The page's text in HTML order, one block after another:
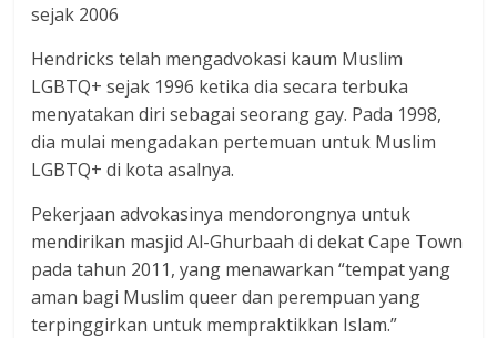
sejak 2006
Hendricks telah mengadvokasi kaum Muslim
LGBTQ+ sejak 1996 ketika dia secara terbuka
menyatakan diri sebagai seorang gay. Pada 1998,
dia mulai mengadakan pertemuan untuk Muslim
LGBTQ+ di kota asalnya.
Pekerjaan advokasinya mendorongnya untuk
mendirikan masjid Al-Ghurbaah di dekat Cape Town
pada tahun 2011, yang menawarkan “tempat yang
aman bagi Muslim queer dan perempuan yang
terpinggirkan untuk mempraktikkan Islam.”